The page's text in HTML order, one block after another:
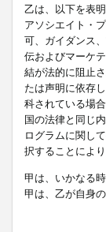
乙は、以下を表
アソシエイト・
可、ガイダンス
伝およびマーケ
結が法的に阻止
たは声明に依存
科されている場
国の法律と同じ
ログラムに関し
択することによ
甲は、いかなる
甲は、乙が自身